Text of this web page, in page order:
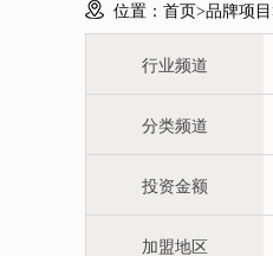
位置： 首页>品牌项目
行业频道
分类频道
投资金额
加盟地区